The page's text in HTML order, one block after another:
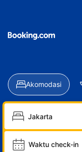
Akomodasi
Waktu check-in